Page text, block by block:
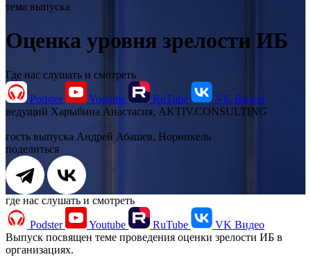
тема выпуска
Оценка уровня зрелости ИБ
Где нас слушать и смотреть
Podster Youtube RuTube
VK Видео
ведущий Харыбина Анастасия, AKTIV.CONSULTING
гость выпуска Андрей Абашев, Норникель
поделиться
где нас слушать и смотреть
Podster Youtube RuTube
VK Видео
Выпуск посвящен теме проведения оценки зрелости ИБ в
организациях.